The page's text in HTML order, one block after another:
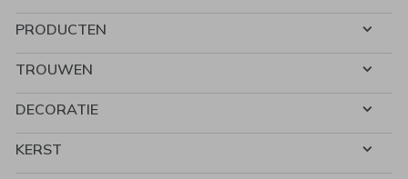
PRODUCTEN
TROUWEN
DECORATIE
KERST